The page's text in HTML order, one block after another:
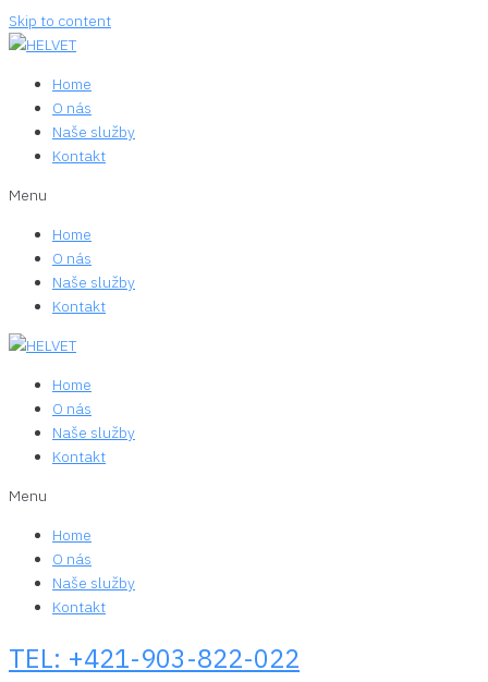
Skip to content
Home
O nás
Naše služby
Kontakt
Menu
Home
O nás
Naše služby
Kontakt
Home
O nás
Naše služby
Kontakt
Menu
Home
O nás
Naše služby
Kontakt
TEL: +421-903-822-022